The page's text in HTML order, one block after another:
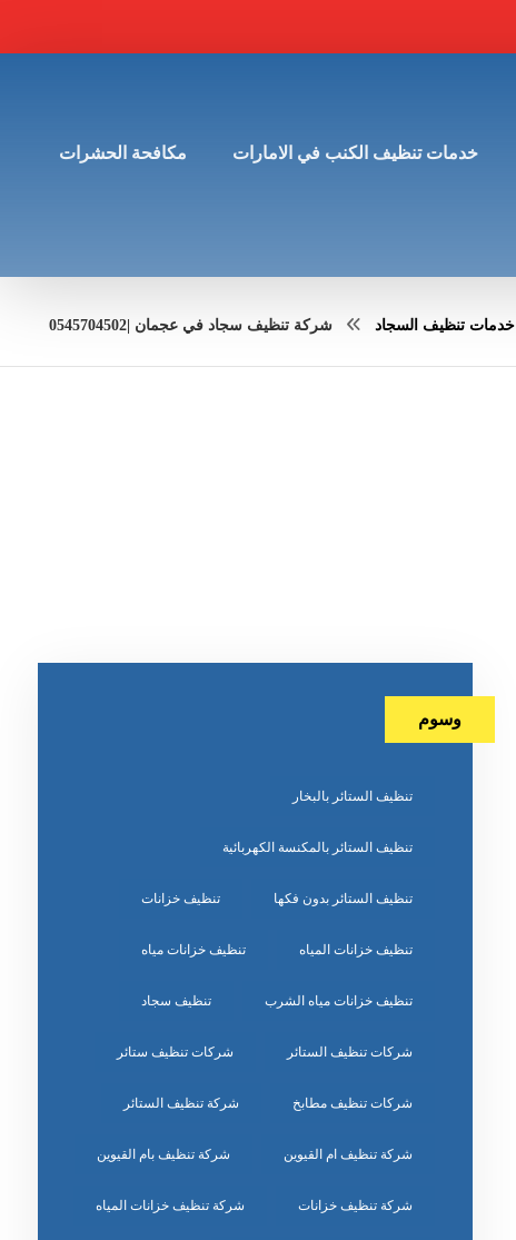
خدمات تنظيف الكنب في الامارات مكافحة الحشرات
خدمات تنظيف السجاد شركة تنظيف سجاد في عجمان |0545704502
وسوم
تنظيف الستائر بالبخار
تنظيف الستائر بالمكنسة الكهربائية
تنظيف الستائر بدون فكها تنظيف خزانات
تنظيف خزانات المياه تنظيف خزانات مياه
تنظيف خزانات مياه الشرب تنظيف سجاد
شركات تنظيف الستائر شركات تنظيف ستائر
شركات تنظيف مطابخ شركة تنظيف الستائر
شركة تنظيف ام القيوين شركة تنظيف بام القيوين
شركة تنظيف خزانات شركة تنظيف خزانات المياه